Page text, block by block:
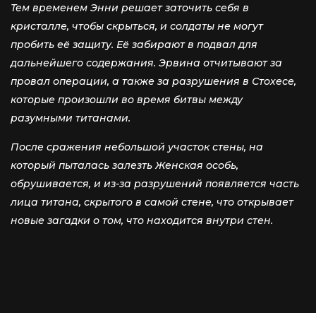
Тем временем Энни решает заточить себя в
кристалле, чтобы скрыться, и солдаты не могут
пробить её защиту. Её забирают в подвал для
дальнейшего содержания. Эрвина отчитывают за
провал операции, а также за разрушения в Стохесе,
которые произошли во время битвы между
разумными титанами.
После сражения небольшой участок стены, на
который пыталась залезть Женская особь,
обрушивается, и из-за разрушений появляется часть
лица титана, скрытого в самой стене, что открывает
новые загадки о том, что находится внутри стен.